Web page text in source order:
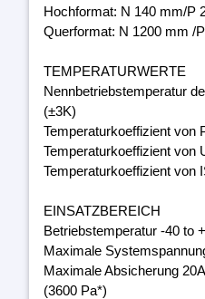
Hochformat: N 140 mm/P
Querformat: N 1200 mm /
TEMPERATURWERTE
Nennbetriebstemperatur
(±3K)
Temperaturkoeffizient von
Temperaturkoeffizient von
Temperaturkoeffizient von
EINSATZBEREICH
Betriebstemperatur -40 to
Maximale
Maximale Absicherung
(3600 Pa*)